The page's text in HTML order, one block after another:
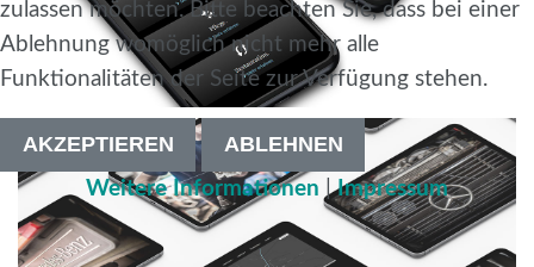
zulassen möchten. Bitte beachten Sie, dass bei einer
Ablehnung womöglich nicht mehr alle
Funktionalitäten der Seite zur Verfügung stehen.
AKZEPTIEREN
ABLEHNEN
Weitere Informationen |Impressum